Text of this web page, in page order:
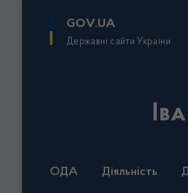
основного
GOV.UA
Державні сайти України
ОДА Діяльність